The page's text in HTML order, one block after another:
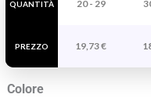
QUANTITÀ
PREZZO
20 - 29
19,73€
Colore
Maniche
Mederi
quantità